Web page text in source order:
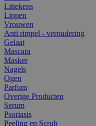
Littekens
Lippen
Vrouwen
Anti rimpel - veroudering
Gelaat
Mascara
Masker
Nagels
Ogen
Parfum
Overige Producten
Serum
Psoriasis
Peeling en Scrub